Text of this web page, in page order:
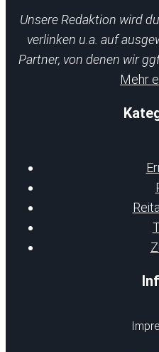
Unsere Redaktion wird
verlinken u.a. auf
Partner, von denen wir
Mehr